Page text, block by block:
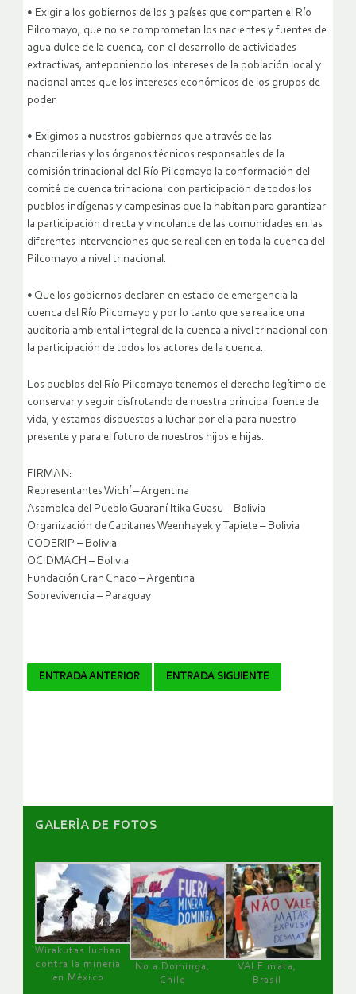
• Exigir a los gobiernos de los 3 países que comparten el Río
Pilcomayo, que no se comprometan los nacientes y fuentes de
agua dulce de la cuenca, con el desarrollo de actividades
extractivas, anteponiendo los intereses de la población local y
nacional antes que los intereses económicos de los grupos de
poder.
• Exigimos a nuestros gobiernos que a través de las
chancillerías y los órganos técnicos responsables de la
comisión trinacional del Río Pilcomayo la conformación del
comité de cuenca trinacional con participación de todos los
pueblos indígenas y campesinas que la habitan para garantizar
la participación directa y vinculante de las comunidades en las
diferentes intervenciones que se realicen en toda la cuenca del
Pilcomayo a nivel trinacional.
• Que los gobiernos declaren en estado de emergencia la
cuenca del Río Pilcomayo y por lo tanto que se realice una
auditoria ambiental integral de la cuenca a nivel trinacional con
la participación de todos los actores de la cuenca.
Los pueblos del Río Pilcomayo tenemos el derecho legítimo de
conservar y seguir disfrutando de nuestra principal fuente de
vida, y estamos dispuestos a luchar por ella para nuestro
presente y para el futuro de nuestros hijos e hijas.
FIRMAN:
Representantes Wichí – Argentina
Asamblea del Pueblo Guaraní Itika Guasu – Bolivia
Organización de Capitanes Weenhayek y Tapiete – Bolivia
CODERIP – Bolivia
OCIDMACH – Bolivia
Fundación Gran Chaco – Argentina
Sobrevivencia – Paraguay
Navegador
ENTRADA ANTERIOR ENTRADA SIGUIENTE
GALERÌA DE FOTOS
Wirakutas luchan
contra la minería
en México
No a Dominga,
Chile
VALE mata,
Brasil